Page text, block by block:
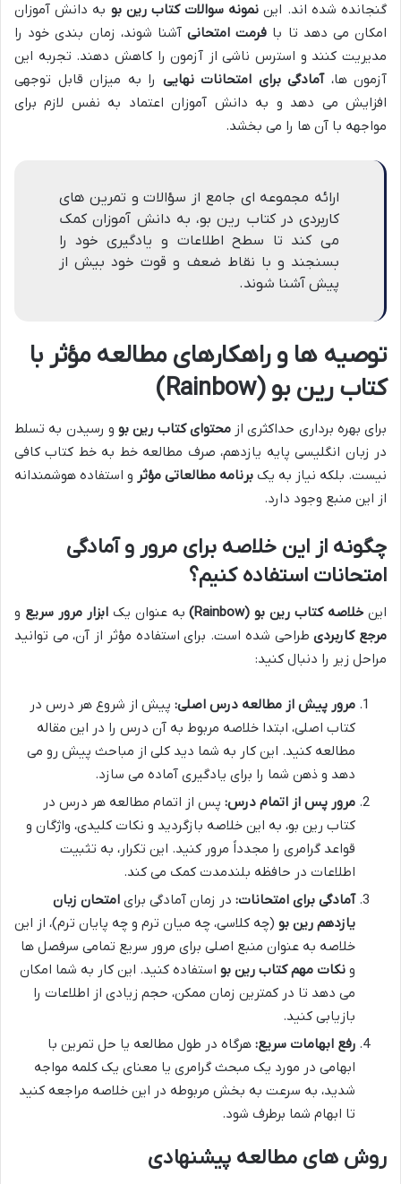
گنجانده شده اند. این نمونه سوالات کتاب رین بو به دانش آموزان
امکان می دهد تا با فرمت امتحانی آشنا شوند، زمان بندی خود را
مدیریت کنند و استرس ناشی از آزمون را کاهش دهند. تجربه این
آزمون ها،آمادگی برای امتحانات نهایی را به میزان قابل توجهی
افزایش می دهد و به دانش آموزان اعتماد به نفس لازم برای
مواجهه با آن ها را می بخشد.
ارائه مجموعه ای جامع از سؤالات و تمرین های
کاربردی در کتاب رین بو، به دانش آموزان کمک
می کند تا سطح اطلاعات و یادگیری خود را
بسنجند و با نقاط ضعف و قوت خود بیش از
پیش آشنا شوند.
توصیه ها و راهکارهای مطالعه مؤثر با
کتاب رین بو (Rainbow)
برای بهره برداری حداکثری ازمحتوای کتاب رین بو و رسیدن به تسلط
در زبان انگلیسی پایه یازدهم، صرف مطالعه خط به خط کتاب کافی
نیست. بلکه نیاز به یک برنامه مطالعاتی مؤثر و استفاده هوشمندانه
از این منبع وجود دارد.
چگونه از این خلاصه برای مرور و آمادگی
امتحانات استفاده کنیم؟
این خلاصه کتاب رین بو (Rainbow) به عنوان یکابزار مرور سریع و
مرجع کاربردیطراحی شده است. برای استفاده مؤثر از آن، می توانید
مراحل زیر را دنبال کنید:
مرور پیش از مطالعه درس اصلی: پیش از شروع هر درس در
کتاب اصلی، ابتدا خلاصه مربوط به آن درس را در این مقاله
مطالعه کنید. این کار به شما دید کلی از مباحث پیش رو می
دهد و ذهن شما را برای یادگیری آماده می سازد.
مرور پس از اتمام درس: پس از اتمام مطالعه هر درس در
کتاب رین بو، به این خلاصه بازگردید و نکات کلیدی، واژگان و
قواعد گرامری را مجدداً مرور کنید. این تکرار، به تثبیت
اطلاعات در حافظه بلندمدت کمک می کند.
آمادگی برای امتحانات: در زمان آمادگی برای امتحان زبان
یازدهم رین بو (چه کلاسی، چه میان ترم و چه پایان ترم)، از این
خلاصه به عنوان منبع اصلی برای مرور سریع تمامی سرفصل ها
و نکات مهم کتاب رین بو استفاده کنید. این کار به شما امکان
می دهد تا در کمترین زمان ممکن، حجم زیادی از اطلاعات را
بازیابی کنید.
رفع ابهامات سریع: هرگاه در طول مطالعه یا حل تمرین با
ابهامی در مورد یک مبحث گرامری یا معنای یک کلمه مواجه
شدید، به سرعت به بخش مربوطه در این خلاصه مراجعه کنید
تا ابهام شما برطرف شود.
روش های مطالعه پیشنهادی